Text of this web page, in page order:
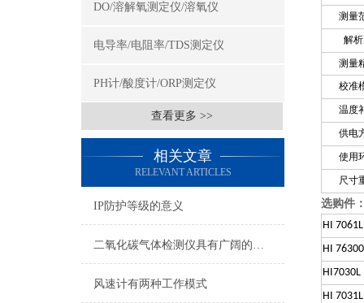
DO/溶解氧测定仪/溶氧仪
电导率/电阻率/TDS测定仪
PH计/酸度计/ORP测定仪
查看更多 >>
相关文章
RELEVANT ARTICLES
IP防护等级的意义
二氧化碳气体检测仪具有广阔的应用市场
风速计有两种工作模式
测量
解
测量
校准
温度
供电
使用
尺寸
选购件
HI 7061L
HI 76300
HI7030L
HI 7031L